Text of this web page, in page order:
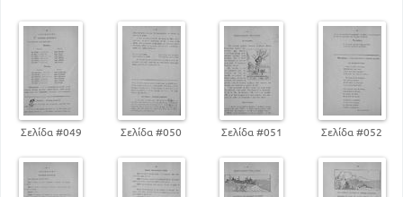
Σελίδα #049 Σελίδα #050 Σελίδα #051 Σελίδα #052